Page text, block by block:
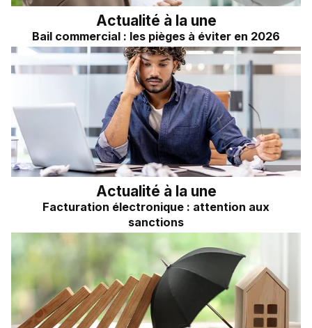
Actualité à la une
Bail commercial : les pièges à éviter en 2026
Actualité à la une
Facturation électronique : attention aux
sanctions